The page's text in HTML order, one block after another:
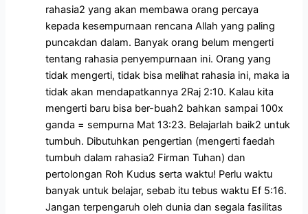
rahasia2 yang akan membawa orang percaya
kepada kesempurnaan rencana Allah yang paling
puncakdan dalam. Banyak orang belum mengerti
tentang rahasia penyempurnaan ini. Orang yang
tidak mengerti, tidak bisa melihat rahasia ini, maka ia
tidak akan mendapatkannya 2Raj 2:10. Kalau kita
mengerti baru bisa ber-buah2 bahkan sampai 100x
ganda = sempurna Mat 13:23. Belajarlah baik2 untuk
tumbuh. Dibutuhkan pengertian (mengerti faedah
tumbuh dalam rahasia2 Firman Tuhan) dan
pertolongan Roh Kudus serta waktu! Perlu waktu
banyak untuk belajar, sebab itu tebus waktu Ef 5:16.
Jangan terpengaruh oleh dunia dan segala fasilitas